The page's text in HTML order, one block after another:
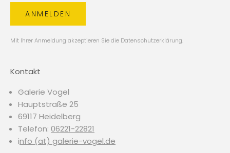
ANMELDEN
Mit Ihrer Anmeldung akzeptieren Sie die Datenschutzerklärung.
Kontakt
Galerie Vogel
Hauptstraße 25
69117 Heidelberg
Telefon: 06221-22821
info (at) galerie-vogel.de